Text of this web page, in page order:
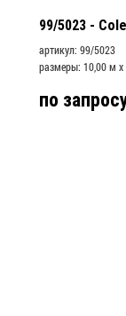
99/5023 -
артикул: 99/5023
размеры: 10,00 м x
по